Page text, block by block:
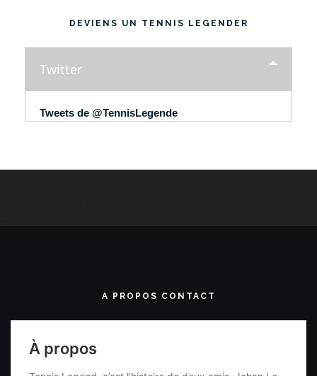
DEVIENS UN TENNIS LEGENDER
Twitter
Tweets de @TennisLegende
A PROPOS CONTACT